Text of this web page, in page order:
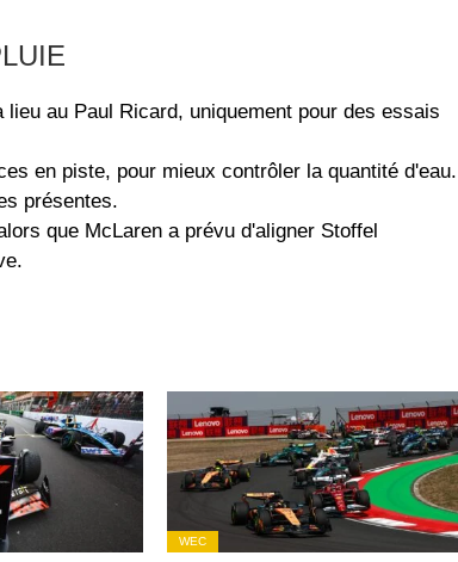
au Paul Ricard, uniquement pour des essais
en piste, pour mieux contrôler la quantité d'eau.
présentes.
que McLaren a prévu d'aligner Stoffel
WEC